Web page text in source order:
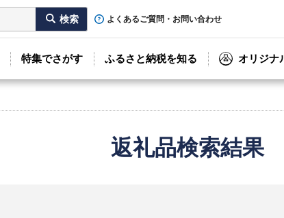
よくあるご質問・お問い合わせ
特集でさがす ふるさと納税を知る オリジナ
返礼品検索結果